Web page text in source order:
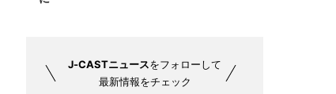
J-CASTニュースをフォローして
最新情報をチェック